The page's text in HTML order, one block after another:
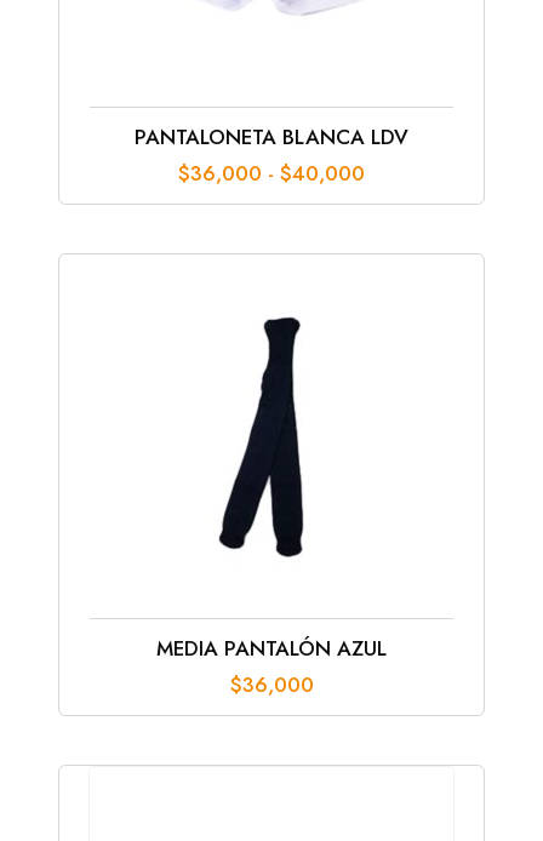
PANTALONETA BLANCA LDV
$36,000 - $40,000
de
MEDIA PANTALÓN AZUL
$36,000